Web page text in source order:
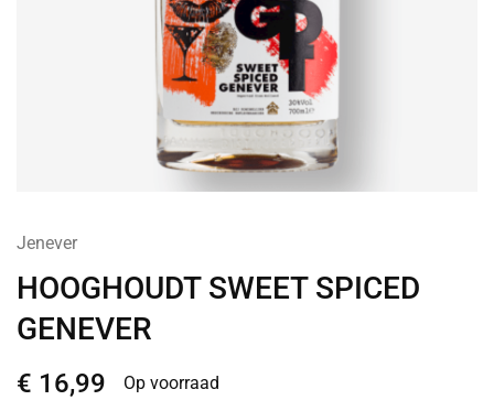
Jenever
HOOGHOUDT SWEET SPICED
GENEVER
€ 16,99 Op voorraad